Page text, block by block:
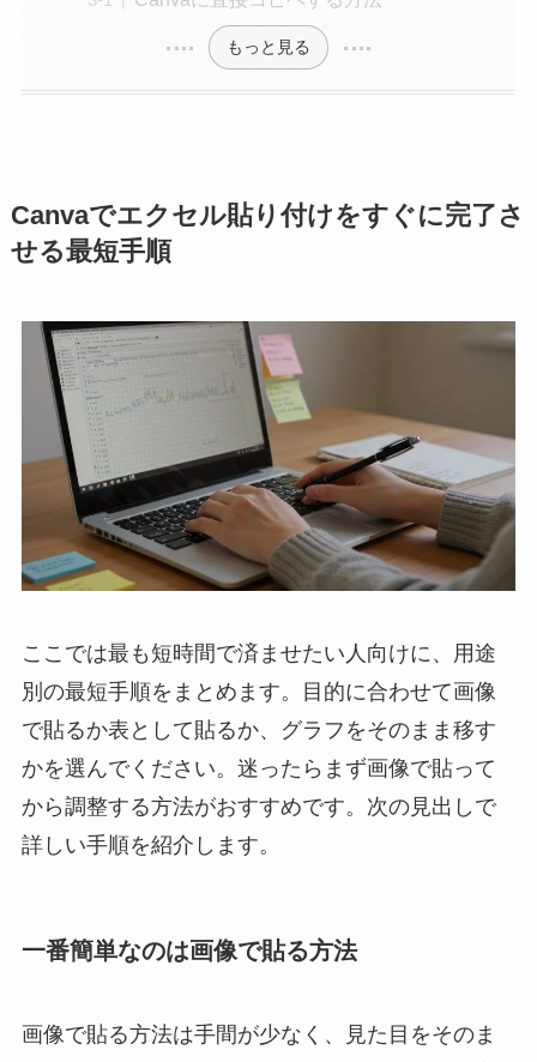
もっと見る
Canvaでエクセル貼り付けをすぐに完了さ
せる最短手順
ここでは最も短時間で済ませたい人向けに、用途
別の最短手順をまとめます。目的に合わせて画像
で貼るか表として貼るか、グラフをそのまま移す
かを選んでください。迷ったらまず画像で貼って
から調整する方法がおすすめです。次の見出しで
詳しい手順を紹介します。
一番簡単なのは画像で貼る方法
画像で貼る方法は手間が少なく、見た目をそのま